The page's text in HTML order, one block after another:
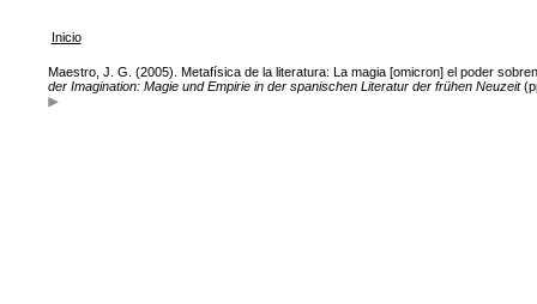
Inicio
Maestro, J. G. (2005). Metafísica de la literatura: La magia [omicron] el poder
der Imagination: Magie und Empirie in der spanischen Literatur der frühen Neuzeit